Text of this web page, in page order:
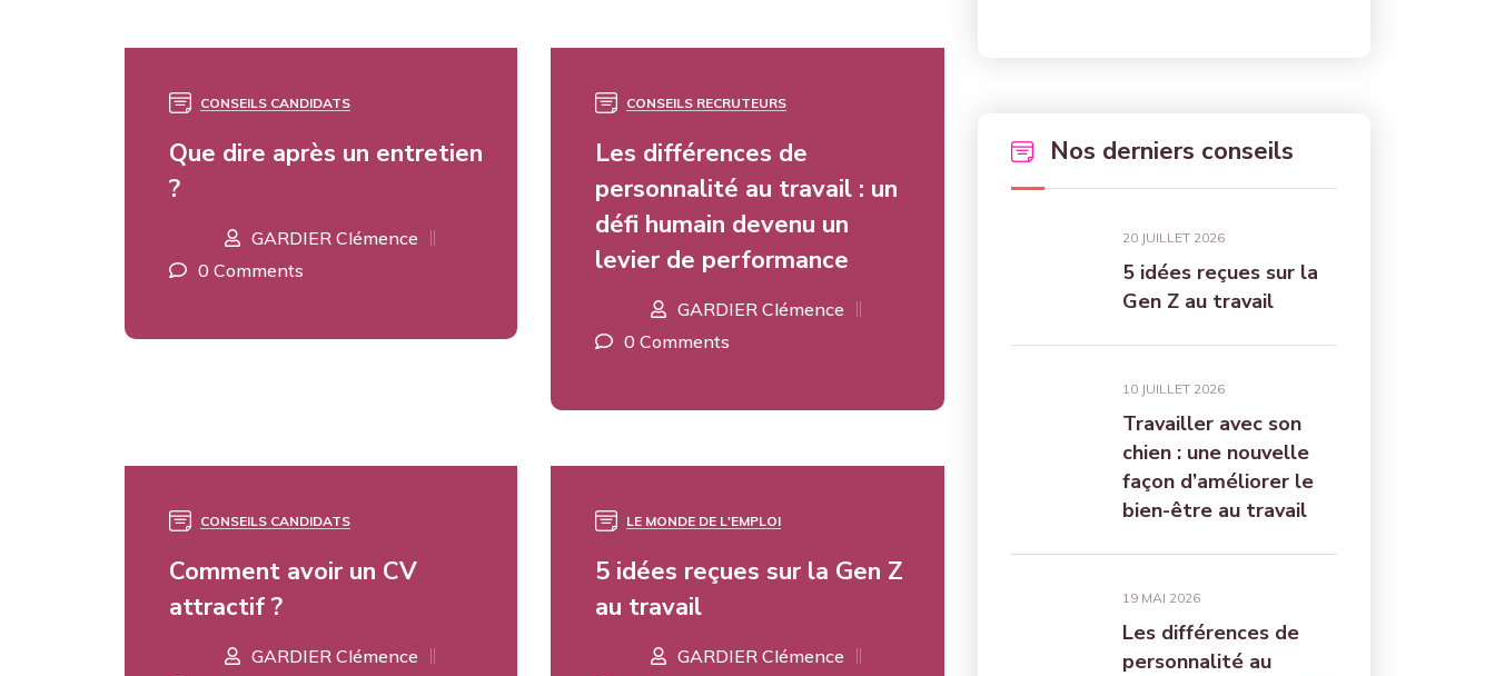
CONSEILS CANDIDATS
Que dire après un entretien
?
GARDIER Clémence
0 Comments
CONSEILS RECRUTEURS
Les différences de
personnalité au travail : un
défi humain devenu un
levier de performance
GARDIER Clémence
0 Comments
CONSEILS CANDIDATS
Comment avoir un CV
attractif ?
GARDIER Clémence
LE MONDE DE L'EMPLOI
5 idées reçues sur la Gen Z
au travail
GARDIER Clémence
Nos derniers conseils
20 JUILLET 2026
5 idées reçues sur la
Gen Z au travail
10 JUILLET 2026
Travailler avec son
chien : une nouvelle
façon d’améliorer le
bien-être au travail
19 MAI 2026
Les différences de
personnalité au